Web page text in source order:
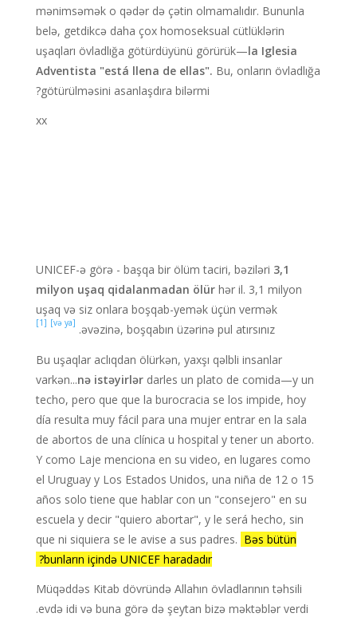
mənimsəmək o qədər də çətin olmamalıdır. Bununla
belə, getdikcə daha çox homoseksual cütlüklərin
uşaqları övladlığa götürdüyünü görürük—la Iglesia
Adventista "está llena de ellas". Bu, onların övladlığa
götürülməsini asanlaşdıra bilərmi?
xx
UNICEF-ə görə - başqa bir ölüm taciri, bəziləri 3,1
milyon uşaq qidalanmadan ölürhər il. 3,1 milyon
uşaq və siz onlara boşqab-yemək üçün vermək
əvəzinə, boşqabın üzərinə pul atırsınız.
[və ya]
[1]
Bu uşaqlar aclıqdan ölürkən, yaxşı qəlbli insanlar
varkən...nə istəyirlərdarles un plato de comida—y un
techo, pero que que la burocracia se los impide, hoy
día resulta muy fácil para una mujer entrar en la sala
de abortos de una clínica u hospital y tener un aborto.
Y como Laje menciona en su video, en lugares como
el Uruguay y Los Estados Unidos, una niña de 12 o 15
años solo tiene que hablar con un "consejero" en su
escuela y decir "quiero abortar", y le será hecho, sin
que ni siquiera se le avise a sus padres. Bəs bütün
bunların içində UNICEF haradadır?
Müqəddəs Kitab dövründə Allahın övladlarının təhsili
evdə idi və buna görə də şeytan bizə məktəblər verdi.